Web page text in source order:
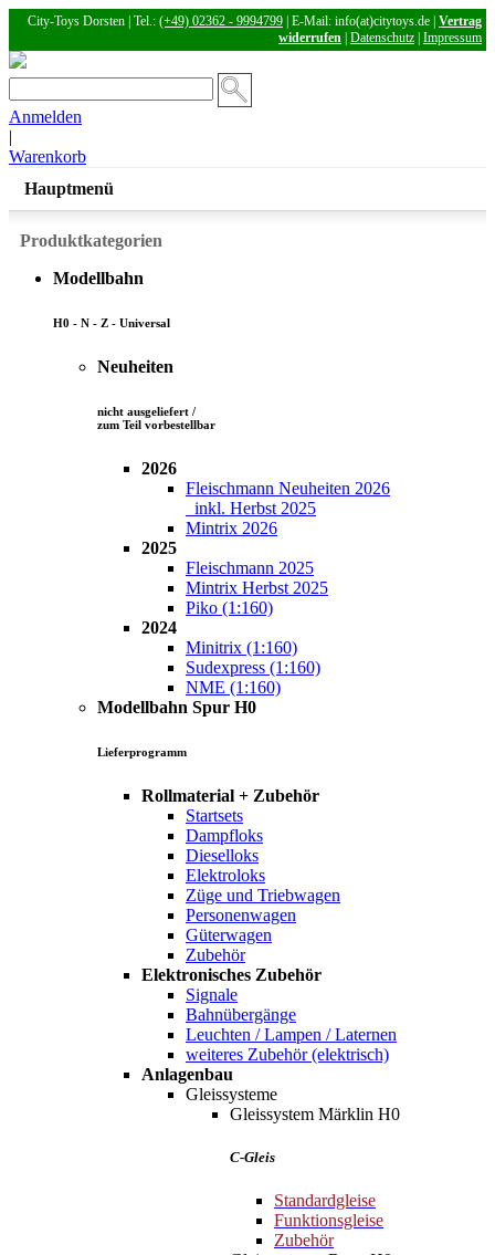
City-Toys Dorsten | Tel.: (+49) 02362 - 9994799 | E-Mail: info(at)citytoys.de | Vertrag
widerrufen Datenschutz Impressum
Anmelden
|
Warenkorb
Hauptmenü
Produktkategorien
Modellbahn
H0 - N - Z - Universal
Neuheiten
nicht ausgeliefert /
zum Teil vorbestellbar
2026
Fleischmann Neuheiten 2026
inkl. Herbst 2025
Mintrix 2026
2025
Fleischmann 2025
Mintrix Herbst 2025
Piko (1:160)
2024
Minitrix (1:160)
Sudexpress (1:160)
NME (1:160)
Modellbahn Spur H0
Lieferprogramm
Rollmaterial + Zubehör
Startsets
Dampfloks
Dieselloks
Elektroloks
Züge und Triebwagen
Personenwagen
Güterwagen
Zubehör
Elektronisches Zubehör
Signale
Bahnübergänge
Leuchten / Lampen / Laternen
weiteres Zubehör (elektrisch)
Anlagenbau
Gleissysteme
Gleissystem Märklin H0
C-Gleis
Standardgleise
Funktionsgleise
Zubehör